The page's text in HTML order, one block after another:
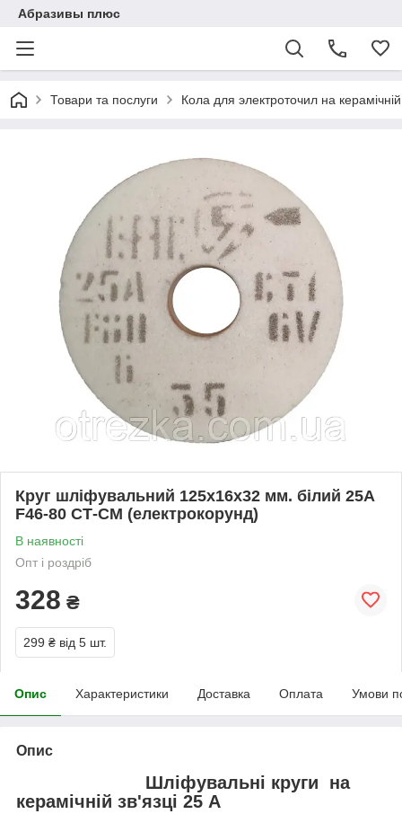
Абразивы плюс
Товари та послуги Кола для электроточил на керамічній
Круг шліфувальний 125х16х32 мм. білий 25А
F46-80 СТ-СМ (електрокорунд)
В наявності
Опт і роздріб
328 ₴
299 ₴ від 5 шт.
Опис Характеристики Доставка Оплата Умови
Опис
Шліфувальні круги на
керамічній зв'язці 25 А